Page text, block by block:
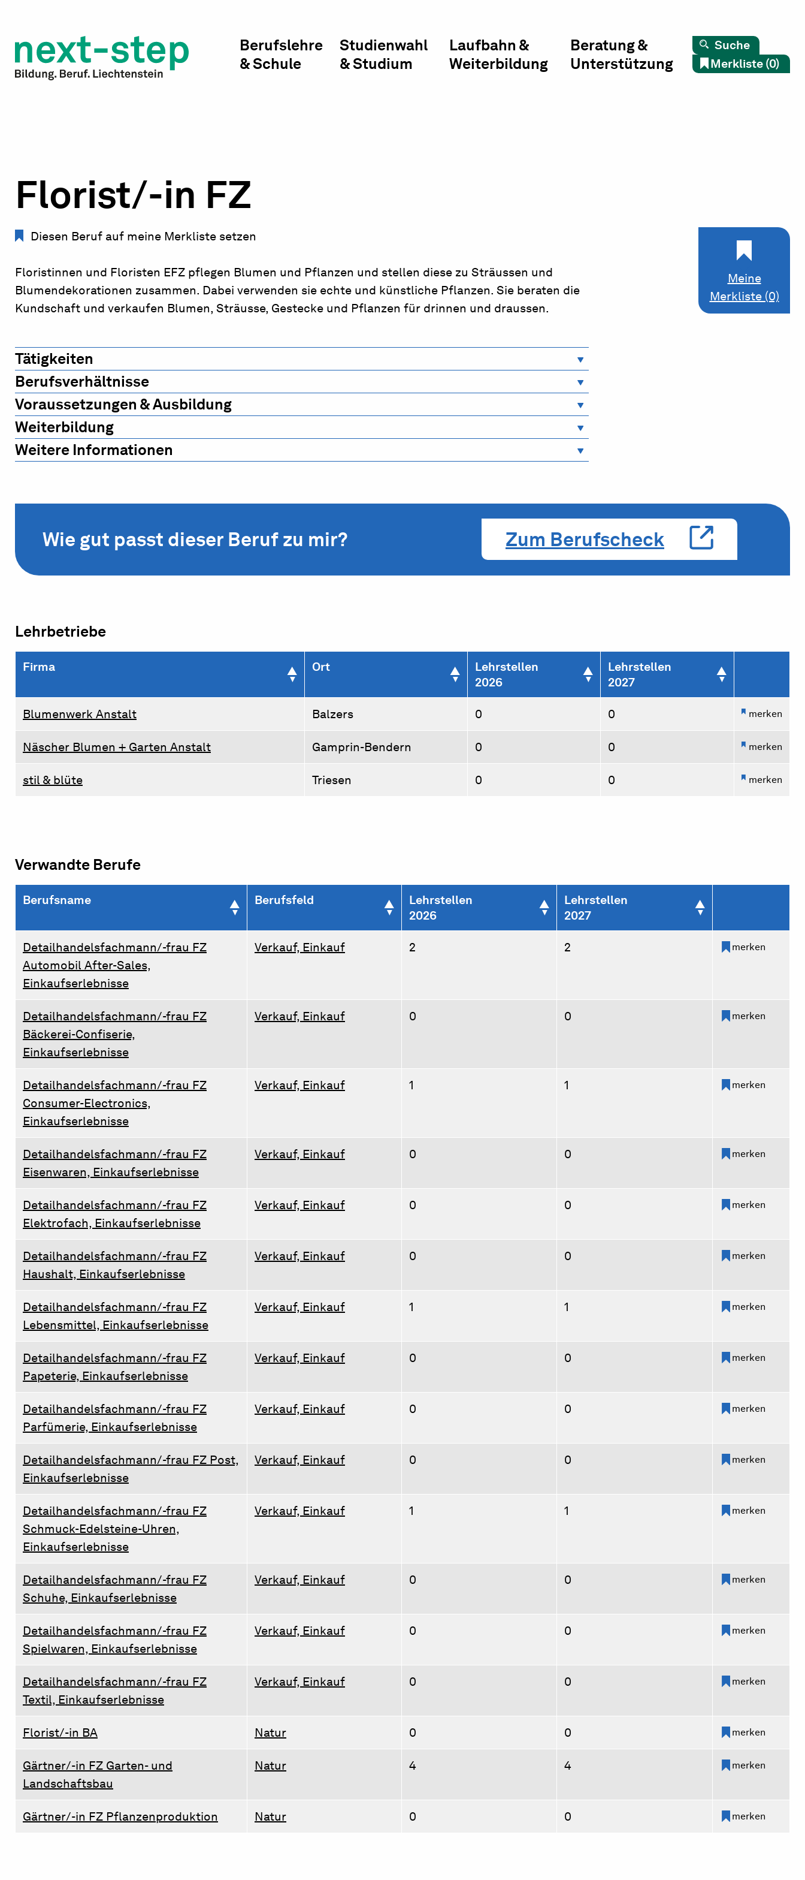
Laufbahn & Weiterbildung
Beratung & Unterstützung
Berufslehre
& Schule
Studienwahl
& Studium
Laufbahn &
Weiterbildung
Beratung &
Unterstützung
Suche
Merkliste (0)
Meine
Merkliste (0)
Florist/-in FZ
Diesen Beruf auf meine Merkliste setzen
Floristinnen und Floristen EFZ pflegen Blumen und Pflanzen und stellen diese zu Sträussen und
Blumendekorationen zusammen. Dabei verwenden sie echte und künstliche Pflanzen. Sie beraten die
Kundschaft und verkaufen Blumen, Sträusse, Gestecke und Pflanzen für drinnen und draussen.
Tätigkeiten
Berufsverhältnisse
Voraussetzungen & Ausbildung
Weiterbildung
Weitere Informationen
Wie gut passt dieser Beruf zu mir? Zum Berufscheck
Lehrbetriebe
Firma Ort
Lehrstellen
2026
Lehrstellen
2027
Blumenwerk Anstalt Balzers 0 0 merken
Näscher Blumen + Garten Anstalt Gamprin-Bendern 0 0 merken
stil & blüte Triesen 0 0 merken
Verwandte Berufe
Berufsname Berufsfeld
Lehrstellen
2026
Lehrstellen
2027
Detailhandelsfachmann/-frau FZ
Automobil After-Sales,
Einkaufserlebnisse
Verkauf, Einkauf 2 2 merken
Detailhandelsfachmann/-frau FZ
Bäckerei-Confiserie,
Einkaufserlebnisse
Verkauf, Einkauf 0 0 merken
Detailhandelsfachmann/-frau FZ
Consumer-Electronics,
Einkaufserlebnisse
Verkauf, Einkauf 1 1 merken
Detailhandelsfachmann/-frau FZ
Eisenwaren, Einkaufserlebnisse
Verkauf, Einkauf 0 0 merken
Detailhandelsfachmann/-frau FZ
Elektrofach, Einkaufserlebnisse
Verkauf, Einkauf 0 0 merken
Detailhandelsfachmann/-frau FZ
Haushalt, Einkaufserlebnisse
Verkauf, Einkauf 0 0 merken
Detailhandelsfachmann/-frau FZ
Lebensmittel, Einkaufserlebnisse
Verkauf, Einkauf 1 1 merken
Detailhandelsfachmann/-frau FZ
Papeterie, Einkaufserlebnisse
Verkauf, Einkauf 0 0 merken
Detailhandelsfachmann/-frau FZ
Parfümerie, Einkaufserlebnisse
Verkauf, Einkauf 0 0 merken
Detailhandelsfachmann/-frau FZ Post,
Einkaufserlebnisse
Verkauf, Einkauf 0 0 merken
Detailhandelsfachmann/-frau FZ
Schmuck-Edelsteine-Uhren,
Einkaufserlebnisse
Verkauf, Einkauf 1 1 merken
Detailhandelsfachmann/-frau FZ
Schuhe, Einkaufserlebnisse
Verkauf, Einkauf 0 0 merken
Detailhandelsfachmann/-frau FZ
Spielwaren, Einkaufserlebnisse
Verkauf, Einkauf 0 0 merken
Detailhandelsfachmann/-frau FZ
Textil, Einkaufserlebnisse
Verkauf, Einkauf 0 0 merken
Florist/-in BA Natur 0 0 merken
Gärtner/-in FZ Garten- und
Landschaftsbau
Natur 4 4 merken
Gärtner/-in FZ Pflanzenproduktion Natur 0 0 merken